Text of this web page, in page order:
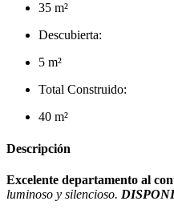
35 m²
Descubierta:
5 m²
Total Construido:
40 m²
Descripción
Excelente departamento al
luminoso y silencioso.